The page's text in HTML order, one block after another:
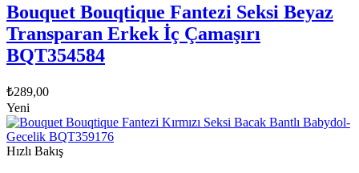
Bouquet Bouqtique Fantezi Seksi Beyaz
Transparan Erkek İç Çamaşırı
BQT354584
₺289,00
Yeni
Hızlı Bakış